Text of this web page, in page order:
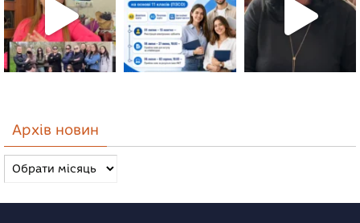
Архів новин
Архів
новин